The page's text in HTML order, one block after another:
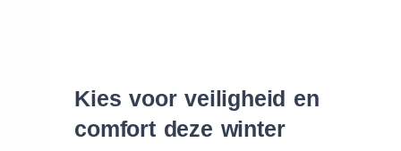
Kies voor veiligheid en
comfort deze winter